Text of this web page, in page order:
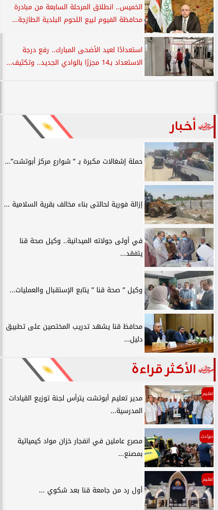
الخميس.. انطلاق المرحلة السابعة من مبادرة
محافظة الفيوم لبيع اللحوم البلدية الطازجة...
استعدادًا لعيد الأضحى المبارك.. رفع درجة
الاستعداد بـ14 مجزرًا بالوادي الجديد.. وتكثيف...
أخبار
حملة إشغالات مكبرة بـ ” شوارع مركز أبوتشت”...
إزالة فورية لحالتى بناء مخالف بقرية السلامية ...
في أولى جولاته الميدانية.. وكيل صحة قنا
يتفقد...
وكيل ” صحة قنا ” يتابع الإستقبال والعمليات...
محافظ قنا يشهد تدريب المختصين على تطبيق
دليل...
الأكثر قراءة
تعليم
مدير تعليم أبوتشت يترأس لجنة توزيع القيادات
المدرسية...
حوادث
مصرع عاملين في انفجار خزان مواد كيميائية
بمصنع...
تعليم
أول رد من جامعة قنا بعد شكوي ...